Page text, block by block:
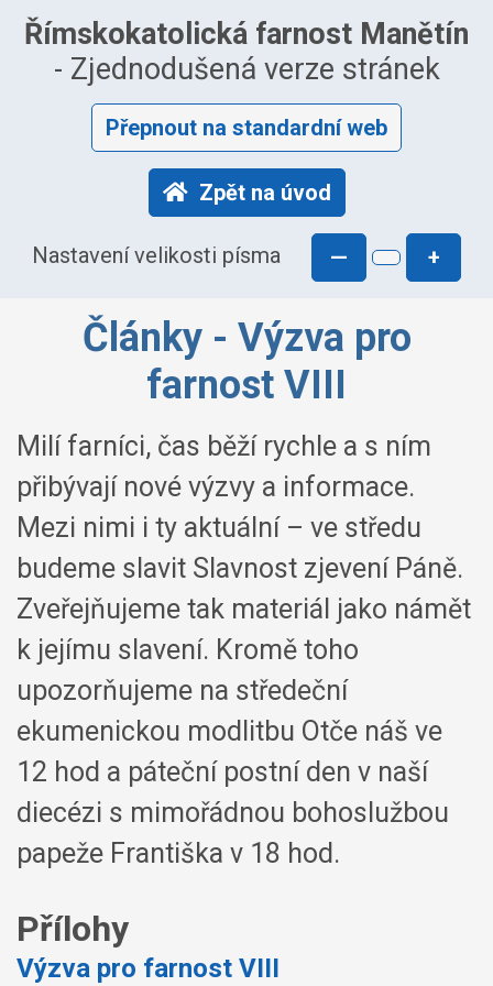
Římskokatolická farnost Manětín
- Zjednodušená verze stránek
Přepnout na standardní web
Zpět na úvod
Nastavení velikosti písma — +
Články - Výzva pro
farnost VIII
Milí farníci, čas běží rychle a s ním
přibývají nové výzvy a informace.
Mezi nimi i ty aktuální – ve středu
budeme slavit Slavnost zjevení Páně.
Zveřejňujeme tak materiál jako námět
k jejímu slavení. Kromě toho
upozorňujeme na středeční
ekumenickou modlitbu Otče náš ve
12 hod a páteční postní den v naší
diecézi s mimořádnou bohoslužbou
papeže Františka v 18 hod.
Přílohy
Výzva pro farnost VIII